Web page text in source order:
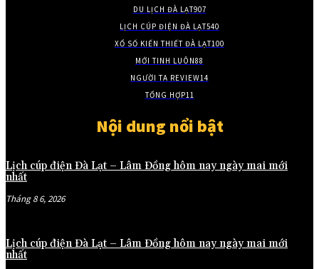
DU LỊCH ĐÀ LẠT907
LỊCH CÚP ĐIỆN ĐÀ LẠT540
XỔ SỐ KIẾN THIẾT ĐÀ LẠT100
MỚI TINH LUÔN88
NGƯỜI TA REVIEW14
TỔNG HỢP11
Nội dung nổi bật
Lịch cúp điện Đà Lạt – Lâm Đồng hôm nay ngày mai mới
nhất
Tháng 8 6, 2026
Lịch cúp điện Đà Lạt – Lâm Đồng hôm nay ngày mai mới
nhất